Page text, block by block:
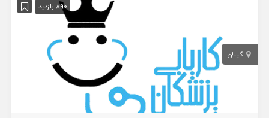
890 بازدید
گیلان